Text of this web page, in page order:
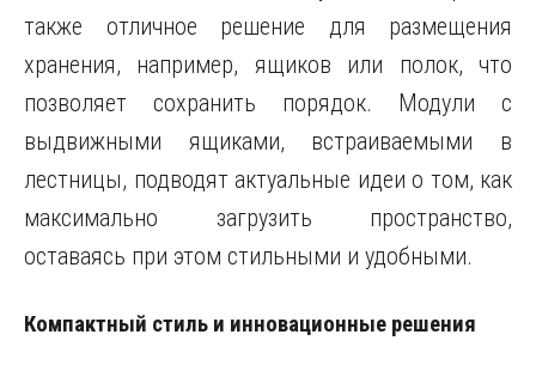
также отличное решение для размещения
хранения, например, ящиков или полок, что
позволяет сохранить порядок. Модули с
выдвижными ящиками, встраиваемыми в
лестницы, подводят актуальные идеи о том, как
максимально загрузить пространство,
оставаясь при этом стильными и удобными.
Компактный стиль и инновационные решения